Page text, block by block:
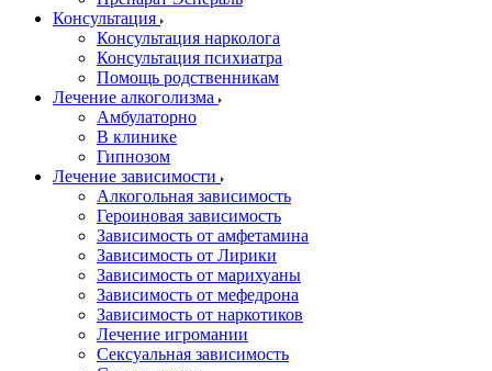
Консультация
Консультация нарколога
Консультация психиатра
Помощь родственникам
Лечение алкоголизма
Амбулаторно
В клинике
Гипнозом
Лечение зависимости
Алкогольная зависимость
Героиновая зависимость
Зависимость от амфетамина
Зависимость от Лирики
Зависимость от марихуаны
Зависимость от мефедрона
Зависимость от наркотиков
Лечение игромании
Сексуальная зависимость